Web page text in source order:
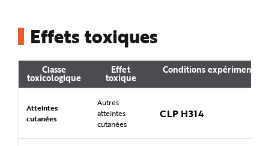
Effets toxiques
Classe
toxicologique
Effet
toxique
Conditions
Atteintes
cutanées
Autres
atteintes
cutanées
CLP H314